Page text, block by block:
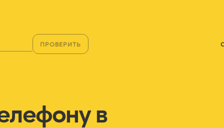
ПРОВЕРИТЬ
в